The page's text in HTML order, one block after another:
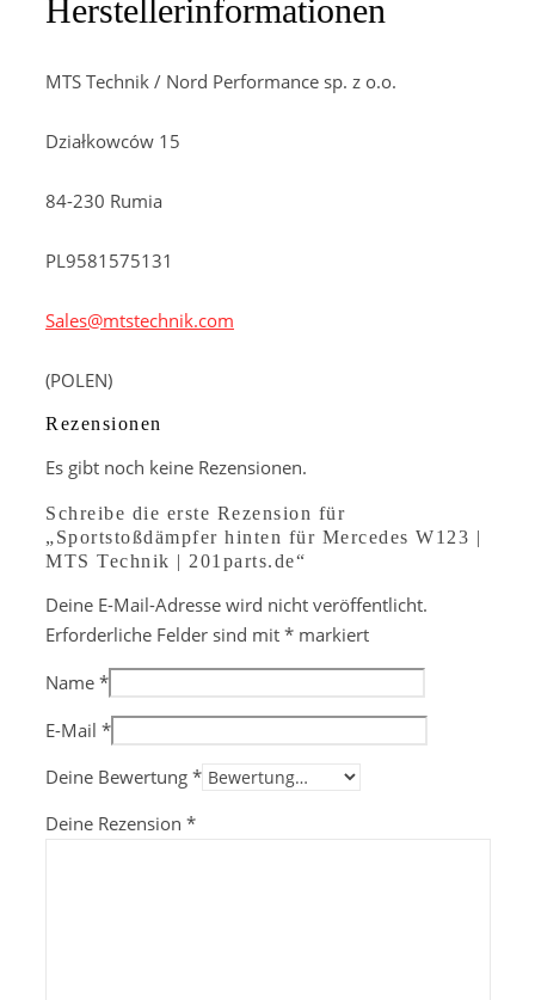
Herstellerinformationen
MTS Technik / Nord Performance sp. z o.o.
Działkowców 15
84-230 Rumia
PL9581575131
Sales@mtstechnik.com
(POLEN)
Rezensionen
Es gibt noch keine Rezensionen.
Schreibe die erste Rezension für
„Sportstoßdämpfer hinten für Mercedes W123 |
MTS Technik | 201parts.de“
Deine E-Mail-Adresse wird nicht veröffentlicht.
Erforderliche Felder sind mit * markiert
Name *
E-Mail *
Deine Bewertung *
Deine Rezension *